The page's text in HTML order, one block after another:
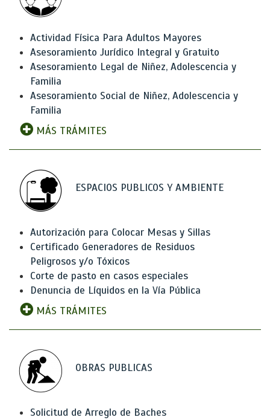
Actividad Física Para Adultos Mayores
Asesoramiento Jurídico Integral y Gratuito
Asesoramiento Legal de Niñez, Adolescencia y
Familia
Asesoramiento Social de Niñez, Adolescencia y
Familia
MÁS TRÁMITES
ESPACIOS PUBLICOS Y AMBIENTE
Autorización para Colocar Mesas y Sillas
Certificado Generadores de Residuos
Peligrosos y/o Tóxicos
Corte de pasto en casos especiales
Denuncia de Líquidos en la Vía Pública
MÁS TRÁMITES
OBRAS PUBLICAS
Solicitud de Arreglo de Baches